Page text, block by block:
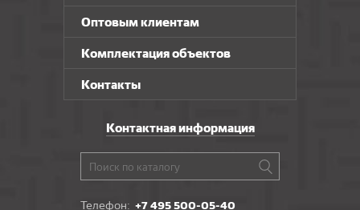
Оптовым клиентам
Комплектация объектов
Контакты
Контактная информация
Телефон: +7 495 500-05-40